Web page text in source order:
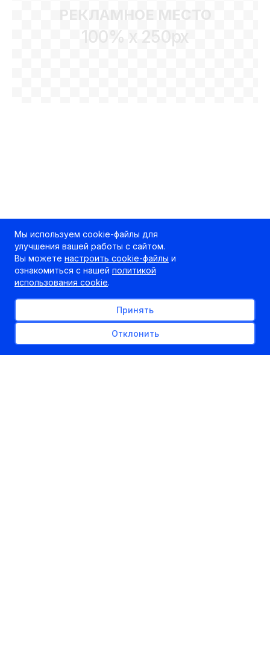
РЕКЛАМНОЕ МЕСТО
100% x 250px
Мы используем cookie-файлы для
улучшения вашей работы с сайтом.
Вы можете настроить cookie-файлы и
ознакомиться с нашей политикой
использования cookie.
Принять
Отклонить